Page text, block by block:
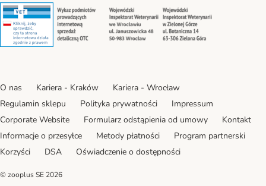
Security Security Security
O nas Kariera - Kraków
Kariera - Wrocław
Regulamin sklepu
Polityka prywatności
Impressum
Corporate Website
Formularz odstąpienia od umowy
Kontakt
Informacje o przesyłce
Metody płatności
Program partnerski
Korzyści
DSA Oświadczenie o dostępności
© zooplus SE 2026